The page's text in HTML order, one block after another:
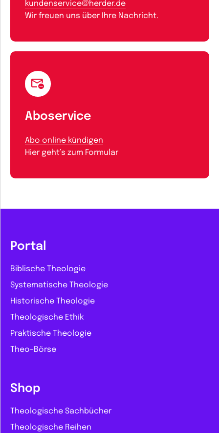
kundenservice@herder.de
Wir freuen uns über Ihre Nachricht.
Aboservice
Abo online kündigen
Hier geht’s zum Formular
Portal
Biblische Theologie
Systematische Theologie
Historische Theologie
Theologische Ethik
Praktische Theologie
Theo-Börse
Shop
Theologische Sachbücher
Theologische Reihen